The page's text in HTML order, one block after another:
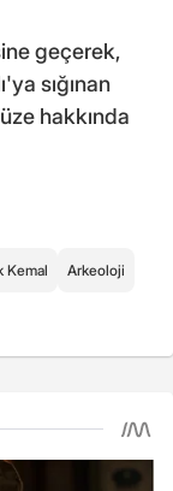
geçerek,
sığınan
hakkında
Kemal Arkeoloji